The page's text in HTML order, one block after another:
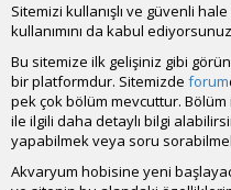
18 Eylül 2025 20:38
adet erkek beta,2 adet
Sessiliflora, Yeşil Tütün,
Işıklandırma: Dophin KF200,
Dekorasyon:mangrow kökleri
Sitemizi kullanışlı ve güvenli
kullanımını da kabul
Bu sitemize ilk gelişiniz gibi
bir platformdur. Sitemizde forum
pek çok bölüm mevcuttur.
ile ilgili daha detaylı bilgi
yapabilmek veya soru
Akvaryum hobisine yeni